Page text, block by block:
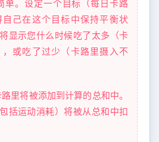
单。设定一个目标（每日卡路
自己在这个目标中保持平衡状
显示您什么时候吃了太多（卡
，或吃了过少（卡路里摄入不
里将被添加到计算的总和中。
括运动消耗）将被从总和中扣